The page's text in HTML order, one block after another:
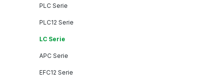
PLC Serie
PLC12 Serie
LC Serie
APC Serie
EFC12 Serie